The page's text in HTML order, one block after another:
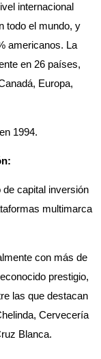
internacional
todo el mundo, y
americanos. La
en 26 países,
Europa,
1994.
de capital inversión
multimarca
con más de
prestigio,
las que destacan
Cervecería
Blanca.